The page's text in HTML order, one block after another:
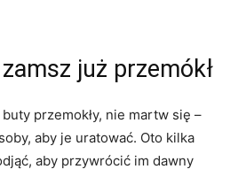
już przemókł
przemokły, nie martw się –
aby je uratować. Oto kilka
aby przywrócić im dawny